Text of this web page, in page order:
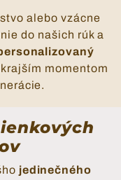
alebo vzácne
do našich rúk a
momentom
jedinečného